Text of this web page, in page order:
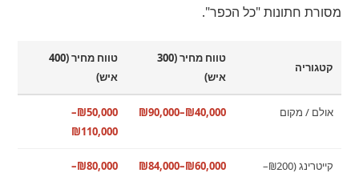
מסורת חתונות "כל הכפר".
קטגוריה
טווח מחיר (300
איש)
טווח מחיר (400
איש)
אולם / מקום ₪40,000–₪90,000
₪50,000–
₪110,000
קייטרינג (₪200–
₪60,000–₪84,000
₪80,000–